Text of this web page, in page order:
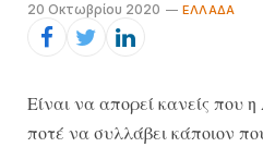
20 Οκτωβρίου 2020 ΕΛΛΆΔΑ
Είναι να απορεί κανείς που
ποτέ να συλλάβει κάποιον